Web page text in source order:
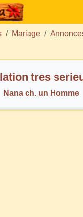
Mariage
tres
Nana ch. un Homme